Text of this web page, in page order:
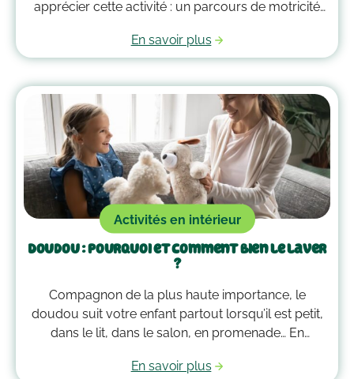
apprécier cette activité : un parcours de motricité
qui vous guideront pour savoir comment faire un
parcours de motricité à la maison !
En savoir plus
Activités en intérieur
Doudou : pourquoi et comment bien le laver
?
Compagnon de la plus haute importance, le
doudou suit votre enfant partout lorsqu’il est petit,
dans le lit, dans le salon, en promenade… En
essentielle dans son cœur. Alors après avoir
En savoir plus